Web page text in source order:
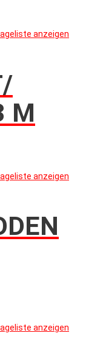
anzeigen
M
anzeigen
anzeigen